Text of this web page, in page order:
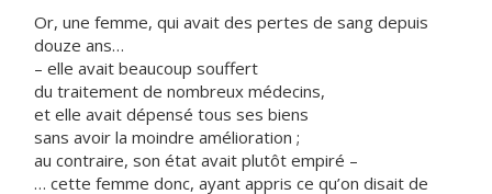
Or, une femme, qui avait des pertes de sang depuis
douze ans…
– elle avait beaucoup souffert
du traitement de nombreux médecins,
et elle avait dépensé tous ses biens
sans avoir la moindre amélioration ;
au contraire, son état avait plutôt empiré –
… cette femme donc, ayant appris ce qu’on disait de